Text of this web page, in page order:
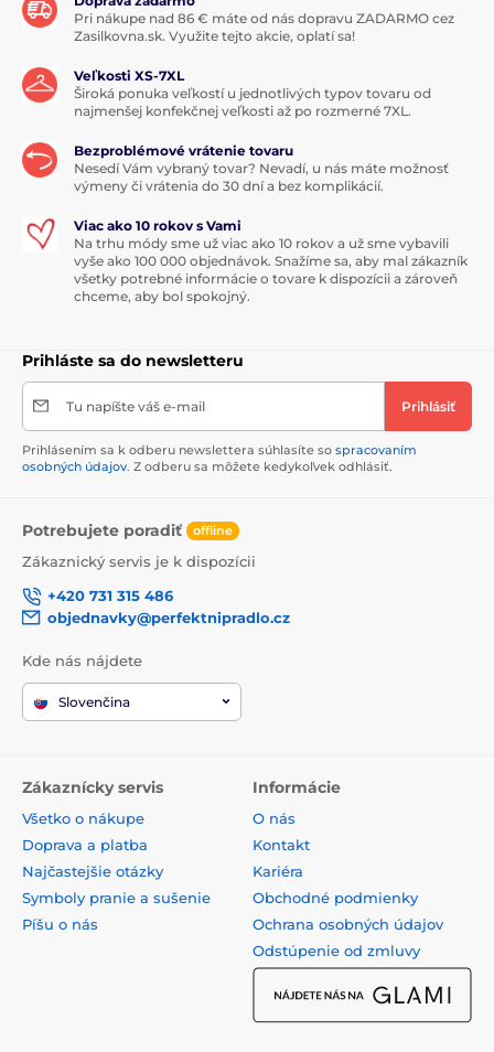
Pri nákupe nad 86 € máte od nás dopravu ZADARMO cez
Zasilkovna.sk. Využite tejto akcie, oplatí sa!
Veľkosti XS-7XL
Široká ponuka veľkostí u jednotlivých typov tovaru od
najmenšej konfekčnej veľkosti až po rozmerné 7XL.
Bezproblémové vrátenie tovaru
Nesedí Vám vybraný tovar? Nevadí, u nás máte možnosť
výmeny či vrátenia do 30 dní a bez komplikácií.
Viac ako 10 rokov s Vami
Na trhu módy sme už viac ako 10 rokov a už sme vybavili
vyše ako 100 000 objednávok. Snažíme sa, aby mal zákazník
všetky potrebné informácie o tovare k dispozícii a zároveň
chceme, aby bol spokojný.
Prihláste sa do newsletteru
Tu napíšte váš e-mail Prihlásiť
Prihlásením sa k odberu newslettera súhlasíte so spracovaním
osobných údajov. Z odberu sa môžete kedykoľvek odhlásiť.
Potrebujete poradiť offline
Zákaznický servis je k dispozícii
+420 731 315 486
objednavky@perfektnipradlo.cz
Kde nás nájdete
Slovenčina
Zákaznícky servis
Všetko o nákupe
Doprava a platba
Najčastejšie otázky
Symboly pranie a sušenie
Píšu o nás
Informácie
O nás
Kontakt
Kariéra
Obchodné podmienky
Ochrana osobných údajov
Odstúpenie od zmluvy